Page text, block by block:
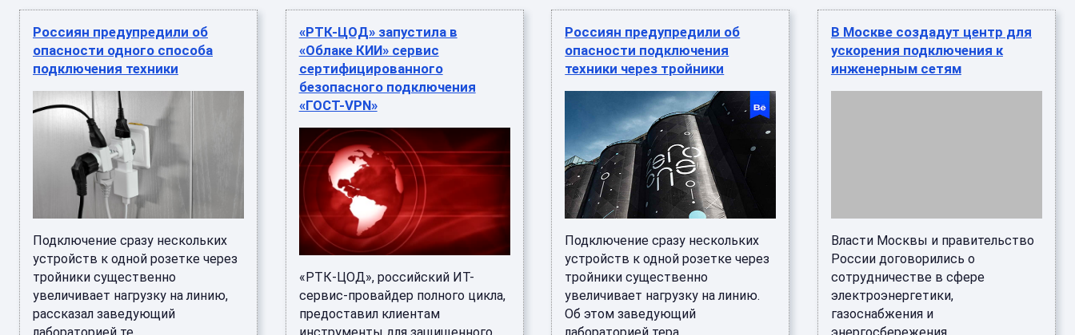
Россиян предупредили об
опасности одного способа
подключения техники
Подключение сразу нескольких
устройств к одной розетке через
тройники существенно
увеличивает нагрузку на линию,
рассказал заведующий
«РТК-ЦОД» запустила в
«Облаке КИИ» сервис
сертифицированного
безопасного подключения
«ГОСТ-VPN»
«РТК-ЦОД», российский ИТ-
сервис-провайдер полного цикла,
предоставил клиентам
Россиян предупредили об
опасности подключения
техники через тройники
Подключение сразу нескольких
устройств к одной розетке через
тройники существенно
увеличивает нагрузку на линию.
Об этом заведующий
В Москве создадут центр для
ускорения подключения к
инженерным сетям
Власти Москвы и правительство
России договорились о
сотрудничестве в сфере
электроэнергетики,
газоснабжения и